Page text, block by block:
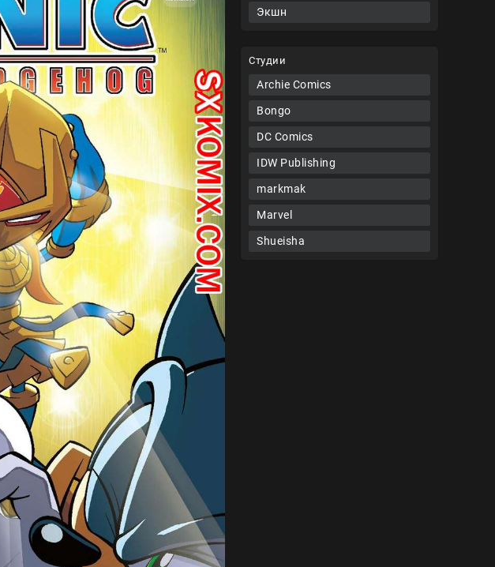
Экшн
Студии
Archie Comics
Bongo
DC Comics
IDW Publishing
markmak
Marvel
Shueisha